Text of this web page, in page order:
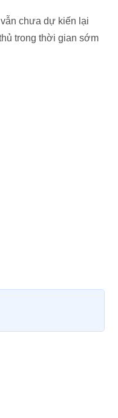
chưa dự kiến lại
trong thời gian sớm